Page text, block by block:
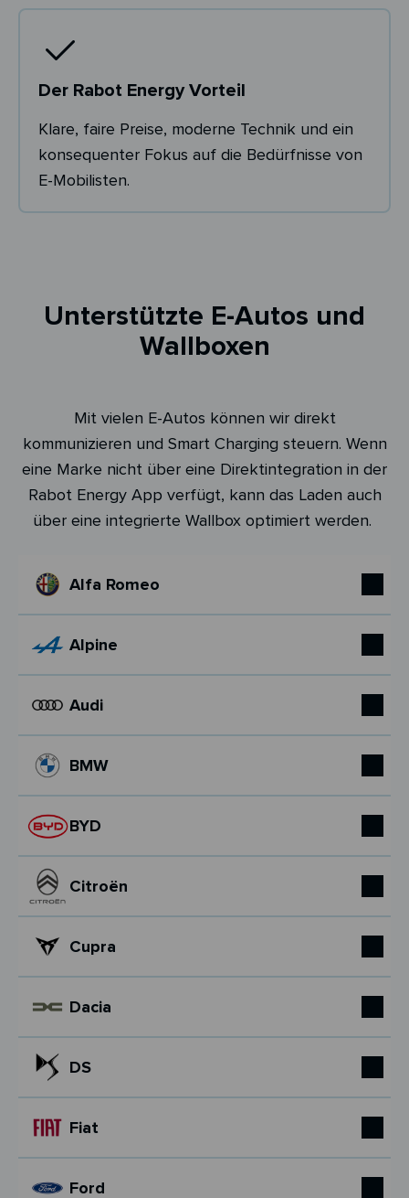
Der Rabot Energy Vorteil
Klare, faire Preise, moderne Technik und ein
konsequenter Fokus auf die Bedürfnisse von
E-Mobilisten.
Unterstützte E-Autos und
Wallboxen
Mit vielen E-Autos können wir direkt
kommunizieren und Smart Charging steuern. Wenn
eine Marke nicht über eine Direktintegration in der
Rabot Energy App verfügt, kann das Laden auch
über eine integrierte Wallbox optimiert werden.
Alfa Romeo
Alpine
Audi
BMW
BYD
Citroën
Cupra
Dacia
DS
Fiat
Ford